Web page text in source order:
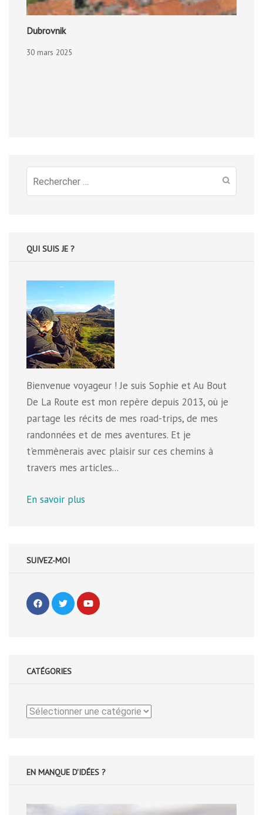
Dubrovnik
30 mars 2025
Recherche
pour
QUI SUIS JE ?
Bienvenue voyageur ! Je suis Sophie et Au Bout
De La Route est mon repère depuis 2013, où je
partage les récits de mes road-trips, de mes
randonnées et de mes aventures. Et je
t'emmènerais avec plaisir sur ces chemins à
travers mes articles...
En savoir plus
SUIVEZ-MOI
CATÉGORIES
Catégories
EN MANQUE D'IDÉES ?